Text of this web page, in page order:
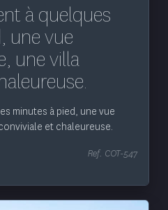
à quelques
une vue
une villa
minutes à pied, une vue
et chaleureuse.
Ref. COT-547